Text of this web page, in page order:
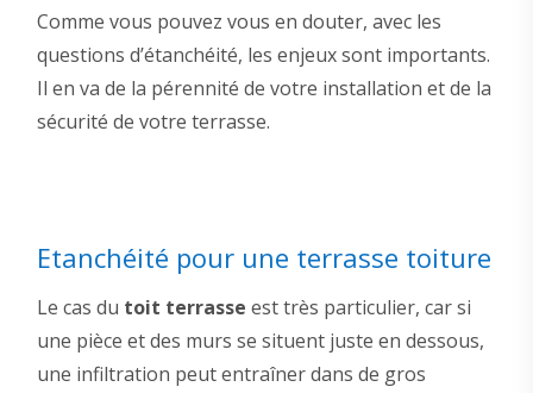
Comme vous pouvez vous en douter, avec les
questions d’étanchéité, les enjeux sont importants.
Il en va de la pérennité de votre installation et de la
sécurité de votre terrasse.
Etanchéité pour une terrasse toiture
Le cas du toit terrasse est très particulier, car si
une pièce et des murs se situent juste en dessous,
une infiltration peut entraîner dans de gros